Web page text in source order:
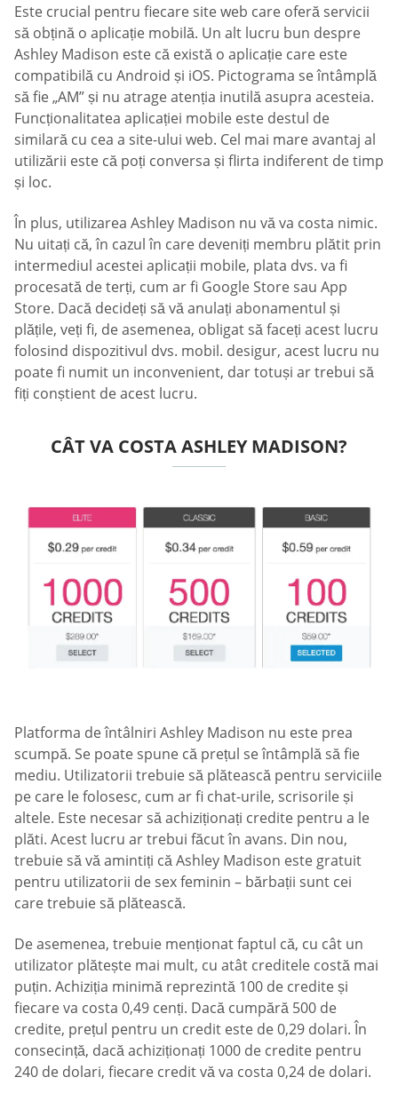
Este crucial pentru fiecare site web care oferă servicii
să obțină o aplicație mobilă. Un alt lucru bun despre
Ashley Madison este că există o aplicație care este
compatibilă cu Android și iOS. Pictograma se întâmplă
să fie „AM” și nu atrage atenția inutilă asupra acesteia.
Funcționalitatea aplicației mobile este destul de
similară cu cea a site-ului web. Cel mai mare avantaj al
utilizării este că poți conversa și flirta indiferent de timp
și loc.
În plus, utilizarea Ashley Madison nu vă va costa nimic.
Nu uitați că, în cazul în care deveniți membru plătit prin
intermediul acestei aplicații mobile, plata dvs. va fi
procesată de terți, cum ar fi Google Store sau App
Store. Dacă decideți să vă anulați abonamentul și
plățile, veți fi, de asemenea, obligat să faceți acest lucru
folosind dispozitivul dvs. mobil. desigur, acest lucru nu
poate fi numit un inconvenient, dar totuși ar trebui să
fiți conștient de acest lucru.
CÂT VA COSTA ASHLEY MADISON?
Platforma de întâlniri Ashley Madison nu este prea
scumpă. Se poate spune că prețul se întâmplă să fie
mediu. Utilizatorii trebuie să plătească pentru serviciile
pe care le folosesc, cum ar fi chat-urile, scrisorile și
altele. Este necesar să achiziționați credite pentru a le
plăti. Acest lucru ar trebui făcut în avans. Din nou,
trebuie să vă amintiți că Ashley Madison este gratuit
pentru utilizatorii de sex feminin – bărbații sunt cei
care trebuie să plătească.
De asemenea, trebuie menționat faptul că, cu cât un
utilizator plătește mai mult, cu atât creditele costă mai
puțin. Achiziția minimă reprezintă 100 de credite și
fiecare va costa 0,49 cenți. Dacă cumpără 500 de
credite, prețul pentru un credit este de 0,29 dolari. În
consecință, dacă achiziționați 1000 de credite pentru
240 de dolari, fiecare credit vă va costa 0,24 de dolari.